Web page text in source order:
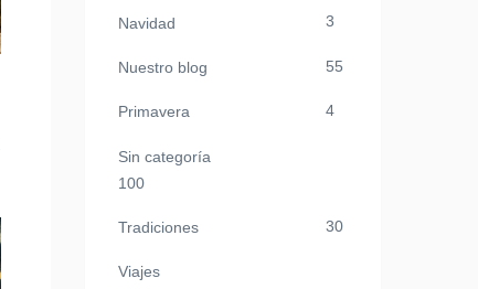
Navidad 3
Nuestro blog 55
Primavera 4
Sin categoría
100
Tradiciones 30
Viajes